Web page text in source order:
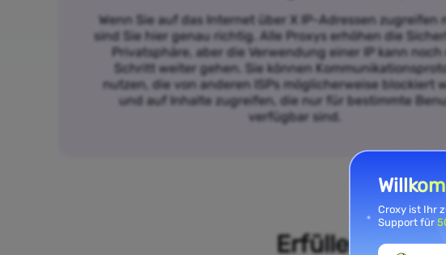
Wenn Sie auf das Internet über X IP-Adressen zugreifen
sind Sie hier genau richtig. Alle Proxys erhöhen die
Privatsphäre, aber die Verwendung einer IP kann noch
Schritt weiter gehen. Sie können
nutzen, die von anderen ISPs möglicherweise blockiert
und auf Inhalte zugreifen, die nur für bestimmte
verfügbar sind.
Erfüllen Sie
Croxy ist Ihr
Support für